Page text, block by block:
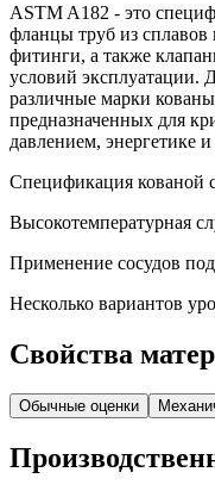
ASTM A182 - это
фланцы труб из
фитинги, а также
условий эксплуатации.
различные марки
предназначенных для
давлением, энергетике
Спецификация кованой
Высокотемпературная
Применение сосудов
Несколько вариантов
Свойства
Обычные оценки